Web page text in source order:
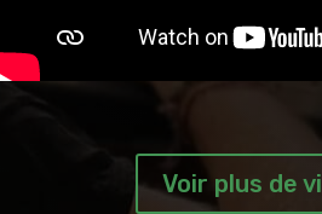
Voir plus de